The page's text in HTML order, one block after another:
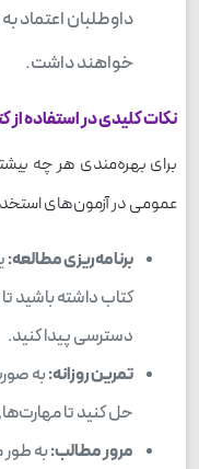
داوطلبان اعتماد
خواهند داشت.
نکات کلیدی در استفاده از
برای بهره‌مندی هر چه
عمومی در آزمون‌های
برنامه‌ریزی مطالعه:
کتاب داشته باشید
دسترسی پیدا کنید.
تمرین روزانه:به
حل کنید تا
مرور مطالب:به طور